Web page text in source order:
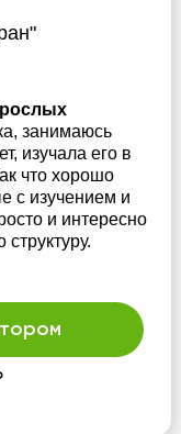
занимаюсь
изучала его в
что хорошо
с изучением и
и интересно